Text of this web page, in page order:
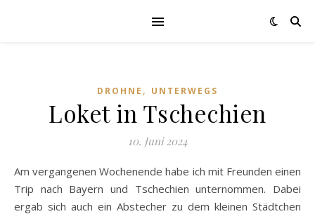
DROHNE , UNTERWEGS
Loket in Tschechien
10. Juni 2024
Am vergangenen Wochenende habe ich mit Freunden einen
Trip nach Bayern und Tschechien unternommen. Dabei
ergab sich auch ein Abstecher zu dem kleinen Städtchen